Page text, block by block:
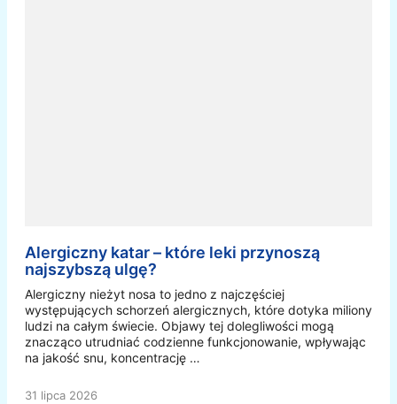
Alergiczny katar – które leki przynoszą
najszybszą ulgę?
Alergiczny nieżyt nosa to jedno z najczęściej
występujących schorzeń alergicznych, które dotyka miliony
ludzi na całym świecie. Objawy tej dolegliwości mogą
znacząco utrudniać codzienne funkcjonowanie, wpływając
na jakość snu, koncentrację …
31 lipca 2026